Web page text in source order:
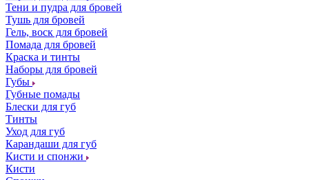
Тени и пудра для бровей
Тушь для бровей
Гель, воск для бровей
Помада для бровей
Краска и тинты
Наборы для бровей
Губы
Губные помады
Блески для губ
Тинты
Уход для губ
Карандаши для губ
Кисти и спонжи
Кисти